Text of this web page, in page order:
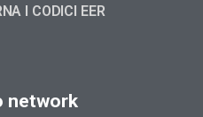
I CODICI EER
network